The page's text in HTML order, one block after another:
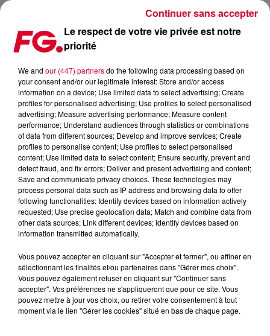
LA MUSIC STORY DU JOUR : CHAMPS ELYSÉES
Publié : 2 décembre 2021 à 11h46 par Christophe HUBERT
Le respect de votre vie privée est notre
priorité
We and our (447) partnersdo the following data processing based on
your consent and/or our legitimate interest: Store and/or access
information on a device; Use limited data to select advertising; Create
profiles for personalised advertising; Use profiles to select personalised
advertising; Measure advertising performance; Measure content
performance; Understand audiences through statistics or combinations
of data from different sources; Develop and improve services; Create
profiles to personalise content; Use profiles to select personalised
content; Use limited data to select content; Ensure security, prevent and
detect fraud, and fix errors; Deliver and present advertising and content;
Save and communicate privacy choices. These technologies may
process personal data such as IP address and browsing data to offer
following functionalities: Identify devices based on information actively
requested; Use precise geolocation data; Match and combine data from
other data sources; Link different devices; Identify devices based on
information transmitted automatically.
Vous pouvez accepter en cliquant sur "Accepter et fermer", ou affiner en
sélectionnant les finalités et/ou partenaires dans "Gérer mes choix".
Vous pouvez également refuser en cliquant sur "Continuer sans
accepter". Vos préférences ne s'appliqueront que pour ce site. Vous
pouvez mettre à jour vos choix, ou retirer votre consentement à tout
moment via le lien "Gérer les cookies" situé en bas de chaque page.
Continuer sans accepter